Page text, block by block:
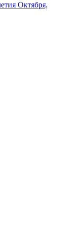
Октября,